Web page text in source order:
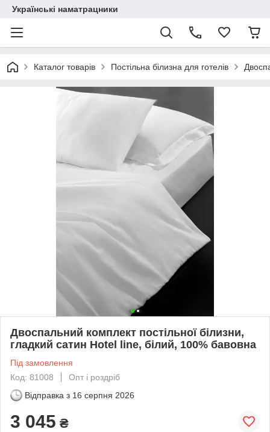
Українські наматрацники
Каталог товарів Постільна білизна для готелів
Двоспальний комплект постільної білизни,
гладкий сатин Hotel line, білий, 100% бавовна
Під замовлення
Код: 81008
Опт і роздріб
Відправка з 16 серпня 2026
3 045 ₴